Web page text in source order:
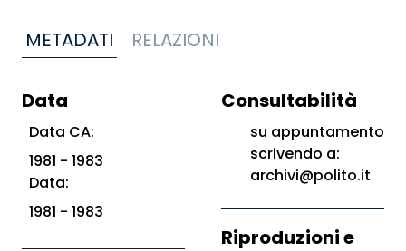
METADATI RELAZIONI
Data
Data CA:
1981 - 1983
Data:
1981 - 1983
Consultabilità
su appuntamento
scrivendo a:
archivi@polito.it
Riproduzioni e